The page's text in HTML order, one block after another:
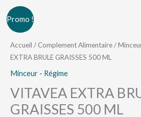
Promo !
Accueil / Complement Alimentaire/
EXTRA BRULE GRAISSES 500 ML
Minceur - Régime
VITAVEA EXTRA
GRAISSES 500 ML
prix
initial
د.ت 50,000.
prix
quantité
de
VITAVEA
EXTRA
BRULE
500
ML